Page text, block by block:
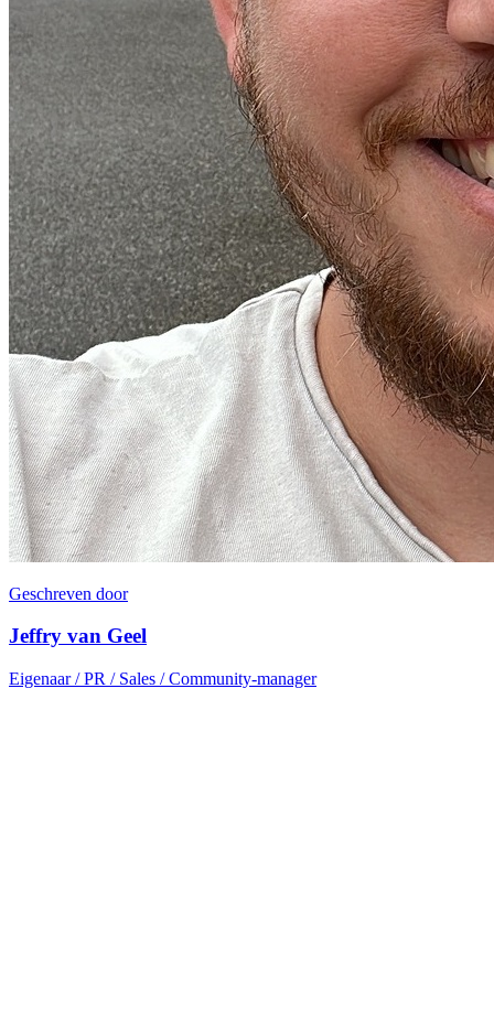
Geschreven door
Jeffry van Geel
Eigenaar / PR / Sales / Community-manager